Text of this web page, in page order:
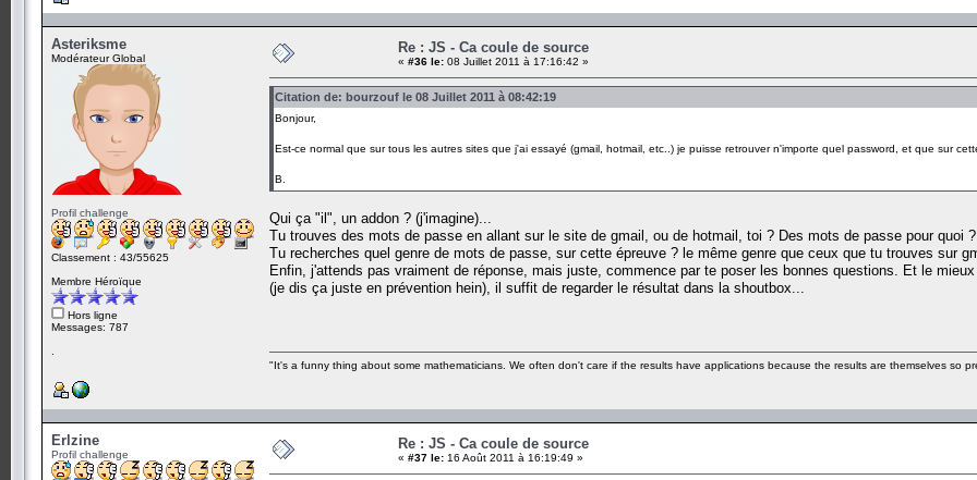
Asteriksme
Modérateur Global
Profil challenge
Classement : 43/55625
Membre Héroïque
Hors ligne
Messages: 787
Re : JS - Ca coule de source
« #36 le: 08 Juillet 2011 à 17:16:42 »
Citation de: bourzouf le 08 Juillet 2011 à 08:42:19
Bonjour,
Est-ce normal que sur tous les autres sites que j'ai essayé (gmail, hotmail, etc..) je puisse retrouver n'importe quel password, et que sur
B.
Qui ça "il", un addon ? (j'imagine)...
Tu trouves des mots de passe en allant sur le site de gmail, ou de hotmail, toi ? Des mots de passe pour quoi ?
Tu recherches quel genre de mots de passe, sur cette épreuve ? le même genre que ceux que tu trouves sur
Enfin, j'attends pas vraiment de réponse, mais juste, commence par te poser les bonnes questions. Et le
(je dis ça juste en prévention hein), il suffit de regarder le résultat dans la shoutbox...
"It's a funny thing about some mathematicians. We often don't care if the results have applications because the results are themselves so
Erlzine
Profil challenge
Re : JS - Ca coule de source
« #37 le: 16 Août 2011 à 16:19:49 »